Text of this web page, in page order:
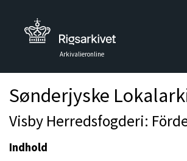
Arkivalieronline
Sønderjyske
Visby Herredsfogderi:
Indhold